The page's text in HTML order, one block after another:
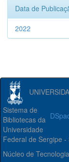
Data de
2022
Sistema de
Bibliotecas da
Universidade
Federal de Sergipe -
Núcleo de